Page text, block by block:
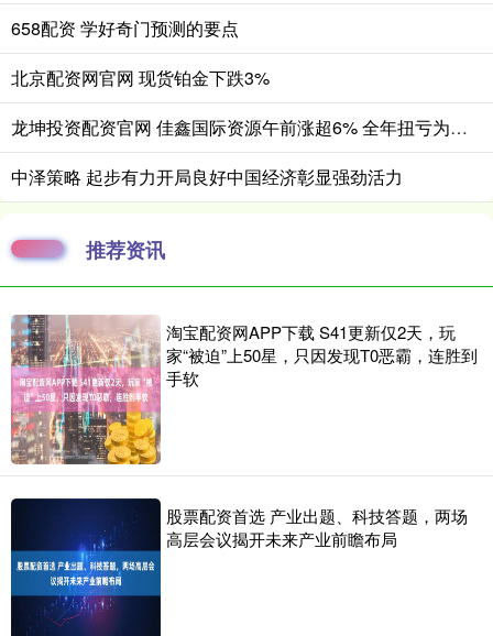
658配资 学好奇门预测的要点
北京配资网官网 现货铂金下跌3%
龙坤投资配资官网 佳鑫国际资源午前涨超6% 全年扭亏为盈赚3.05亿港元
中泽策略 起步有力开局良好中国经济彰显强劲活力
推荐资讯
淘宝配资网APP下载 S41更新仅2天，玩
家“被迫”上50星，只因发现T0恶霸，连胜到
手软
股票配资首选 产业出题、科技答题，两场
高层会议揭开未来产业前瞻布局